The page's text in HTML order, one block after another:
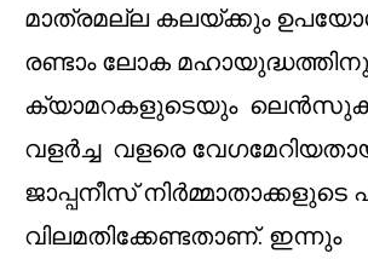
മാത്രമല്ല കലയ്ക്കും
രണ്ടാം ലോക
ക്യാമറകളുടെയും
വളർച്ച വളരെ
ജാപ്പനീസ് നിർമ്മാതാക്കളുടെ
വിലമതിക്കേണ്ടതാണ്. ഇന്നും